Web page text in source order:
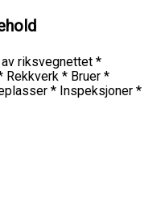
riksvegnettet *
* Bruer *
* Inspeksjoner *